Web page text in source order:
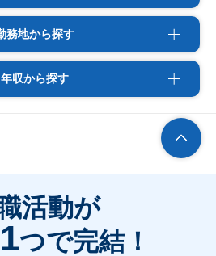
務地から探す
年収から探す
活動が
1つで完結！